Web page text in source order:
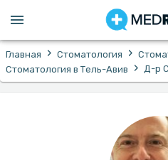
Главная › Стоматология ›
Стоматология в Тель-Авив‎ › Д-р